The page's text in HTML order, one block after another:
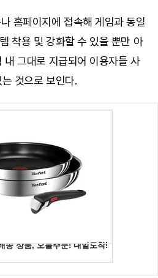
홈페이지에 접속해 게임과 동일
착용 및 강화할 수 있을 뿐만 아
내 그대로 지급되어 이용자들 사
것으로 보인다.